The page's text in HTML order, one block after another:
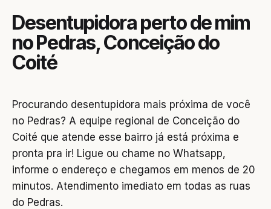
Desentupidora perto de mim
no Pedras, Conceição do
Coité
Procurando desentupidora mais próxima de você
no Pedras? A equipe regional de Conceição do
Coité que atende esse bairro já está próxima e
pronta pra ir! Ligue ou chame no Whatsapp,
informe o endereço e chegamos em menos de 20
minutos. Atendimento imediato em todas as ruas
do Pedras.